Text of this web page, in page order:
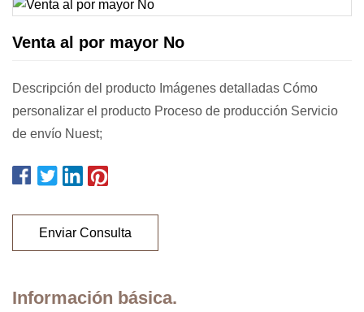
Venta al por mayor No
Descripción del producto Imágenes detalladas Cómo
personalizar el producto Proceso de producción Servicio
de envío Nuest;
Enviar Consulta
Información básica.